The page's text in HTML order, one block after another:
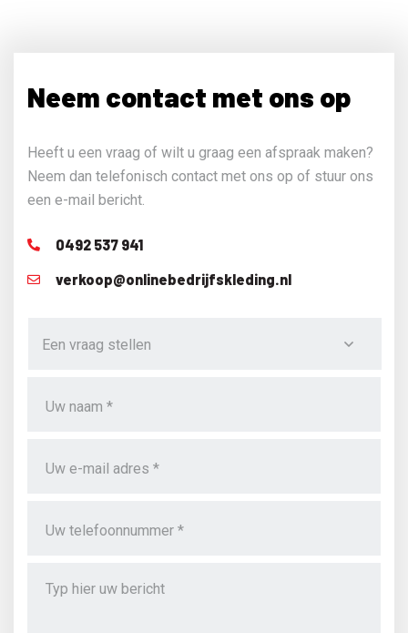
Neem contact met ons op
Heeft u een vraag of wilt u graag een afspraak maken?
Neem dan telefonisch contact met ons op of stuur ons
een e-mail bericht.
0492 537 941
verkoop@onlinebedrijfskleding.nl